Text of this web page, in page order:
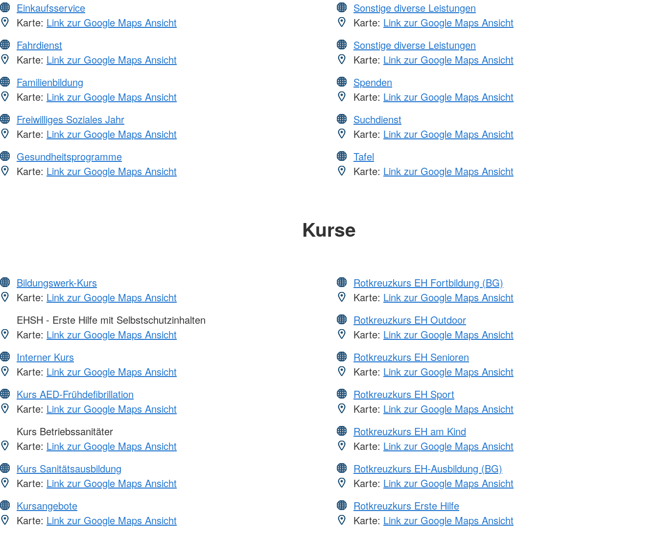
Einkaufsservice
Karte: Link zur Google Maps Ansicht
Fahrdienst
Karte: Link zur Google Maps Ansicht
Familienbildung
Karte: Link zur Google Maps Ansicht
Freiwilliges Soziales Jahr
Karte: Link zur Google Maps Ansicht
Gesundheitsprogramme
Karte: Link zur Google Maps Ansicht
Sonstige diverse Leistungen
Karte: Link zur Google Maps Ansicht
Sonstige diverse Leistungen
Karte: Link zur Google Maps Ansicht
Spenden
Karte: Link zur Google Maps Ansicht
Suchdienst
Karte: Link zur Google Maps Ansicht
Tafel
Karte: Link zur Google Maps Ansicht
Kurse
Bildungswerk-Kurs
Karte: Link zur Google Maps Ansicht
EHSH - Erste Hilfe mit Selbstschutzinhalten
Karte: Link zur Google Maps Ansicht
Interner Kurs
Karte: Link zur Google Maps Ansicht
Kurs AED-Frühdefibrillation
Karte: Link zur Google Maps Ansicht
Kurs Betriebssanitäter
Karte: Link zur Google Maps Ansicht
Kurs Sanitätsausbildung
Karte: Link zur Google Maps Ansicht
Kursangebote
Karte: Link zur Google Maps Ansicht
Rotkreuzkurs EH Fortbildung (BG)
Karte: Link zur Google Maps Ansicht
Rotkreuzkurs EH Outdoor
Karte: Link zur Google Maps Ansicht
Rotkreuzkurs EH Senioren
Karte: Link zur Google Maps Ansicht
Rotkreuzkurs EH Sport
Karte: Link zur Google Maps Ansicht
Rotkreuzkurs EH am Kind
Karte: Link zur Google Maps Ansicht
Rotkreuzkurs EH-Ausbildung (BG)
Karte: Link zur Google Maps Ansicht
Rotkreuzkurs Erste Hilfe
Karte: Link zur Google Maps Ansicht